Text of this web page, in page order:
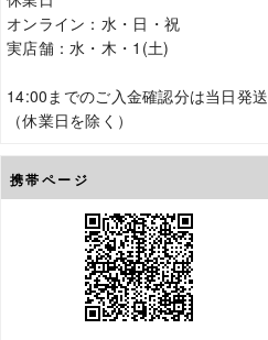
オンライン：水・日・祝
実店舗：水・木・1(土)
14:00までのご入金確認分は当日発送
（休業日を除く）
携帯ページ